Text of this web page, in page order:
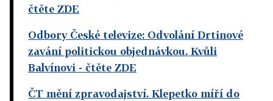
čtěte ZDE
Odbory České televize: Odvolání Drtinové
zavání politickou objednávkou. Kvůli
Balvínovi - čtěte ZDE
ČT mění zpravodajství. Klepetko míří do